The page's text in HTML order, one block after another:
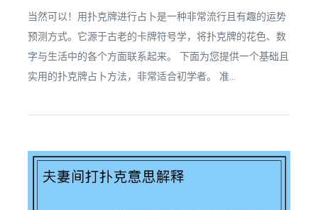
当然可以！用扑克牌进行占卜是一种非常流行且有趣的运势
预测方式。它源于古老的卡牌符号学，将扑克牌的花色、数
字与生活中的各个方面联系起来。 下面为您提供一个基础且
实用的扑克牌占卜方法，非常适合初学者。 准...